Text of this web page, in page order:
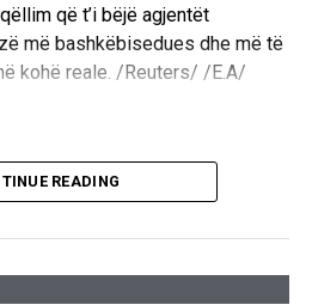
që t’i bëjë agjentët
më bashkëbisedues dhe më të
kohë reale. /Reuters/ /E.A/
READING